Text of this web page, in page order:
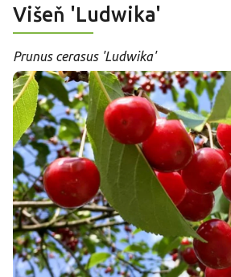
Višeň 'Ludwika'
Prunus cerasus 'Ludwika'